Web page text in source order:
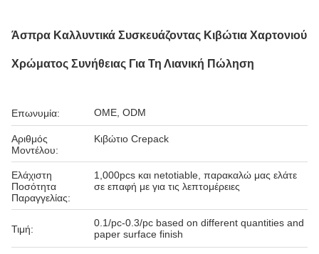
Άσπρα Καλλυντικά Συσκευάζοντας Κιβώτια Χαρτονιού
Χρώματος Συνήθειας Για Τη Λιανική Πώληση
Επωνυμία: OME, ODM
Αριθμός
Μοντέλου:
Κιβώτιο Crepack
Ελάχιστη
Ποσότητα
Παραγγελίας:
1,000pcs και netotiable, παρακαλώ μας ελάτε
σε επαφή με για τις λεπτομέρειες
Τιμή:
0.1/pc-0.3/pc based on different quantities and
paper surface finish